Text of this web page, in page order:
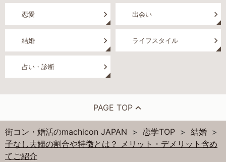
恋愛 出会い
結婚 ライフスタイル
占い・診断
PAGE TOP
街コン・婚活のmachicon JAPAN 恋学TOP
結婚
子なし夫婦の割合や特徴とは？ メリット・デメリット含め
てご紹介